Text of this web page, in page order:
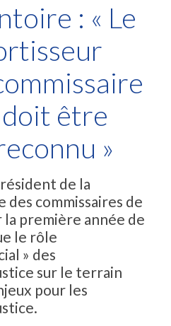
: « Le
être
»
de la
des commissaires de
première année de
le rôle
» des
sur le terrain
pour les